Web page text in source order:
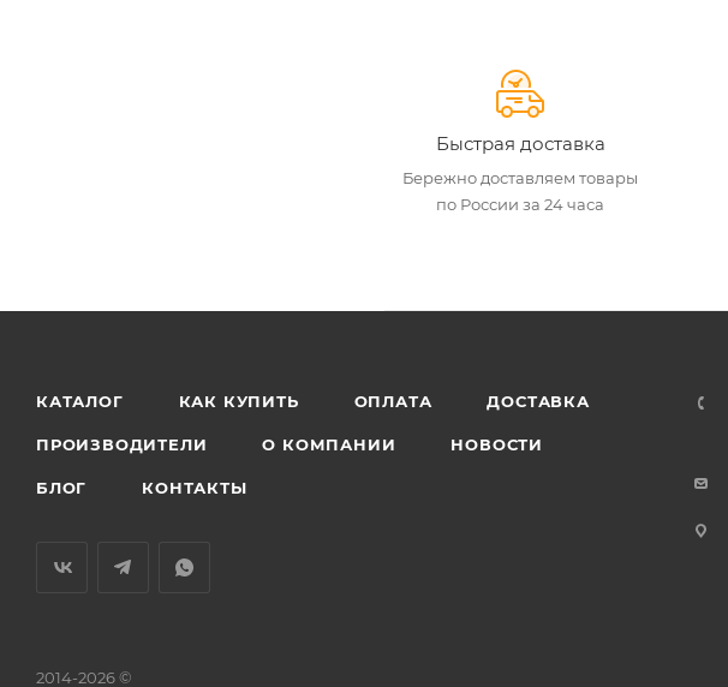
Быстрая доставка
Бережно доставляем товары
по России за 24 часа
КАТАЛОГ КАК КУПИТЬ ОПЛАТА ДОСТАВКА
ПРОИЗВОДИТЕЛИ О КОМПАНИИ НОВОСТИ
БЛОГ КОНТАКТЫ
2014-2026 ©